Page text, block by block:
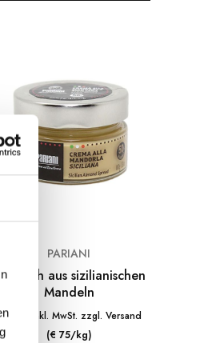
PARIANI
aus sizilianischen
Mandeln
7.50
inkl. MwSt. zzgl. Versand
(€ 75/kg)